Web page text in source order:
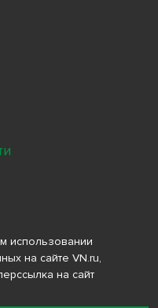
использовании
на сайте VN.ru,
на сайт